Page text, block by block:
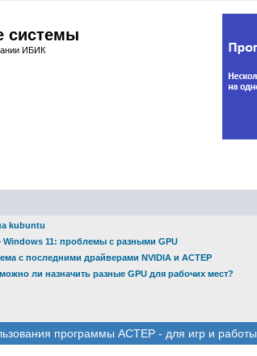
системы
ИБИК
kubuntu
Windows 11: проблемы с разными GPU
с последними драйверами NVIDIA и АСТЕР
ли назначить разные GPU для рабочих мест?
программы АСТЕР - для игр и работы